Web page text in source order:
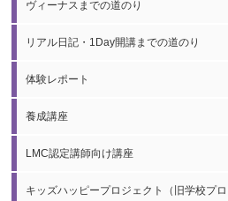
ヴィーナスまでの道のり
リアル日記・1Day開講までの道のり
体験レポート
養成講座
LMC認定講師向け講座
キッズハッピープロジェクト（旧学校プロ